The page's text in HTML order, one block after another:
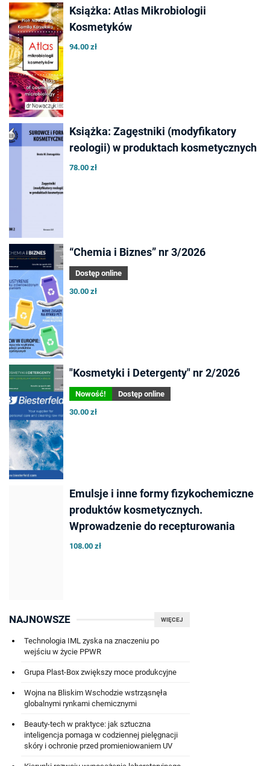
Książka: Atlas Mikrobiologii
Kosmetyków
94.00 zł
Książka: Zagęstniki (modyfikatory
reologii) w produktach kosmetycznych
78.00 zł
“Chemia i Biznes” nr 3/2026
Dostęp online
30.00 zł
"Kosmetyki i Detergenty" nr 2/2026
Nowość!
Dostęp online
30.00 zł
Emulsje i inne formy fizykochemiczne
produktów kosmetycznych.
Wprowadzenie do recepturowania
108.00 zł
WIĘCEJ
NAJNOWSZE
Technologia IML zyska na znaczeniu po
wejściu w życie PPWR
Grupa Plast-Box zwiększy moce produkcyjne
Wojna na Bliskim Wschodzie wstrząsnęła
globalnymi rynkami chemicznymi
Beauty-tech w praktyce: jak sztuczna
inteligencja pomaga w codziennej pielęgnacji
skóry i ochronie przed promieniowaniem UV